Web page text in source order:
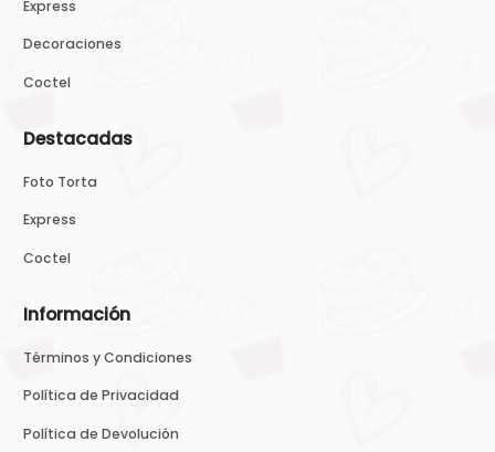
Express
Decoraciones
Coctel
Destacadas
Foto Torta
Express
Coctel
Información
Términos y Condiciones
Política de Privacidad
Política de Devolución